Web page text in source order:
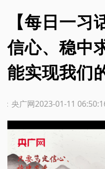
【每日一习
信心、稳中
能实现我们
2023-01-11
：央广网